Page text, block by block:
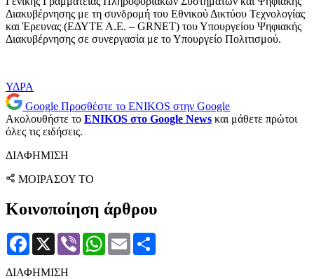
Διακυβέρνησης με τη συνδρομή του Εθνικού Δικτύου Τεχνολογίας
και Έρευνας (ΕΔΥΤΕ Α.Ε. – GRNET) του Υπουργείου Ψηφιακής
Διακυβέρνησης σε συνεργασία με το Υπουργείο Πολιτισμού.
ΥΔΡΑ
Google Προσθέστε το ENIKOS στην Google
Ακολουθήστε το ENIKOS στο Google News και μάθετε πρώτοι
όλες τις ειδήσεις.
ΔΙΑΦΗΜΙΣΗ
ΜΟΙΡΑΣΟΥ ΤΟ
Κοινοποίηση άρθρου
Facebook
X Viber WhatsApp
Email
ΔΙΑΦΗΜΙΣΗ